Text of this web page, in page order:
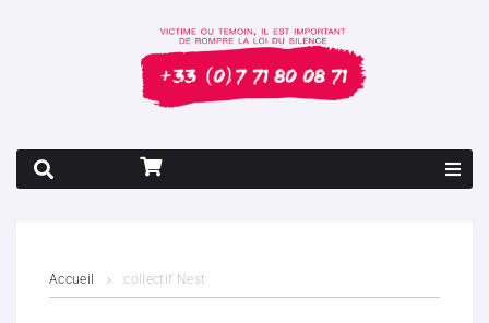
Accueil collectif Nest